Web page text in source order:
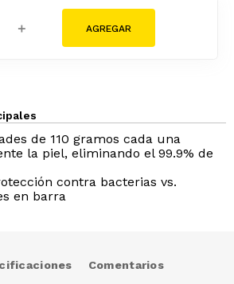
＋
de 110 gramos cada una
la piel, eliminando el 99.9% de
contra bacterias vs.
en barra
Comentarios